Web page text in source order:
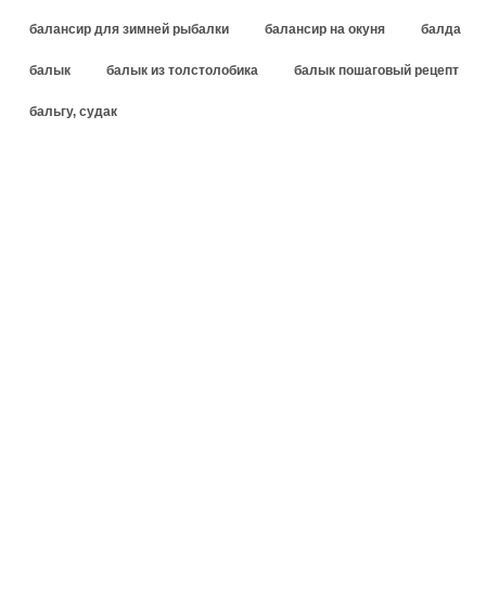
балансир для зимней рыбалки балансир на окуня балда
балык балык из толстолобика балык пошаговый рецепт
бальгу, судак